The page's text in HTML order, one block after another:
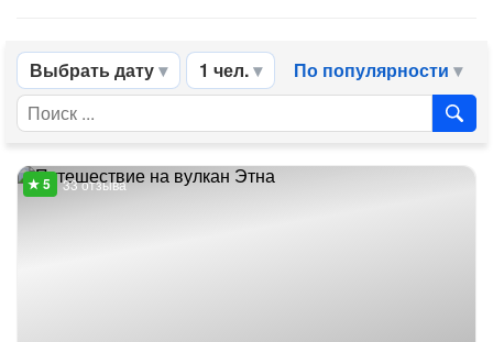
Выбрать дату 1 чел. По популярности
33 отзыва